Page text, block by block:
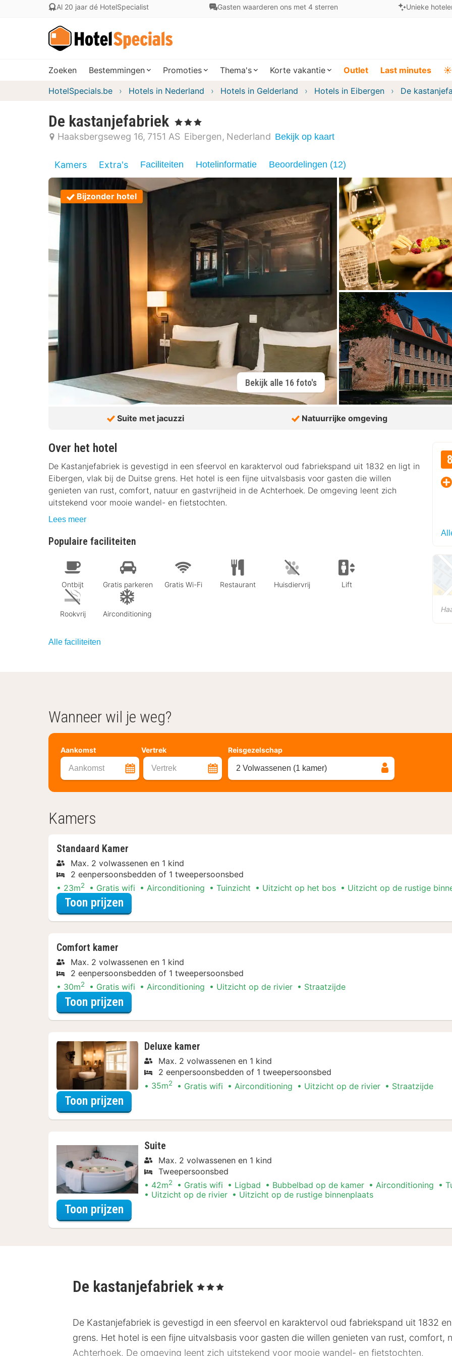
Al 20 jaar dé HotelSpecialist Gasten waarderen ons met 4 sterren Unieke
Zoeken Bestemmingen Promoties Thema's Korte vakantie Outlet Last minutes ☀️
HotelSpecials.be Hotels in Nederland Hotels in Gelderland Hotels in Eibergen De
De kastanjefabriek , 3 Sterren
Haaksbergseweg 16 7151 AS Eibergen Nederland Bekijk op kaart
Kamers Extra's Faciliteiten Hotelinformatie Beoordelingen (12)
Bijzonder hotel
Bekijk alle 16 foto's
Suite met jacuzzi Natuurrijke omgeving
Over het hotel
De Kastanjefabriek is gevestigd in een sfeervol en karaktervol oud fabriekspand uit 1832 en ligt in
Eibergen, vlak bij de Duitse grens. Het hotel is een fijne uitvalsbasis voor gasten die willen
genieten van rust, comfort, natuur en gastvrijheid in de Achterhoek. De omgeving leent zich
uitstekend voor mooie wandel- en fietstochten.
Lees meer
Populaire faciliteiten
Ontbijt Gratis parkeren Gratis Wi-Fi Restaurant Huisdiervrij Lift
Rookvrij Airconditioning
Alle faciliteiten
Wanneer wil je weg?
Aankomst Vertrek
Aankomst Vertrek
Reisgezelschap
2 Volwassenen (1 kamer)
Kamers
Standaard Kamer
Max. 2 volwassenen en 1 kind
2 eenpersoonsbedden of 1 tweepersoonsbed
23m2 Gratis wifi Airconditioning Tuinzicht Uitzicht op het bos Uitzicht op de rustige
Toon prijzen
Comfort kamer
Max. 2 volwassenen en 1 kind
2 eenpersoonsbedden of 1 tweepersoonsbed
30m2 Gratis wifi Airconditioning Uitzicht op de rivier Straatzijde
Toon prijzen
Deluxe kamer
Max. 2 volwassenen en 1 kind
2 eenpersoonsbedden of 1 tweepersoonsbed
35m2 Gratis wifi Airconditioning Uitzicht op de rivier Straatzijde
Toon prijzen
Suite
Max. 2 volwassenen en 1 kind
Tweepersoonsbed
42m2 Gratis wifi Ligbad Bubbelbad op de kamer Airconditioning
Uitzicht op de rivier
Uitzicht op de rustige binnenplaats
Toon prijzen
De kastanjefabriek , 3 Sterren
De Kastanjefabriek is gevestigd in een sfeervol en karaktervol oud fabriekspand uit 1832
grens. Het hotel is een fijne uitvalsbasis voor gasten die willen genieten van rust, comfort,
Achterhoek. De omgeving leent zich uitstekend voor mooie wandel- en fietstochten.